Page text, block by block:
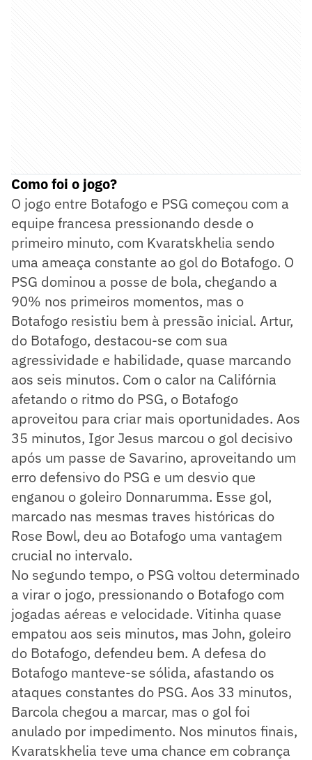
Como foi o jogo?
O jogo entre Botafogo e PSG começou com a
equipe francesa pressionando desde o
primeiro minuto, com Kvaratskhelia sendo
uma ameaça constante ao gol do Botafogo. O
PSG dominou a posse de bola, chegando a
90% nos primeiros momentos, mas o
Botafogo resistiu bem à pressão inicial. Artur,
do Botafogo, destacou-se com sua
agressividade e habilidade, quase marcando
aos seis minutos. Com o calor na Califórnia
afetando o ritmo do PSG, o Botafogo
aproveitou para criar mais oportunidades. Aos
35 minutos, Igor Jesus marcou o gol decisivo
após um passe de Savarino, aproveitando um
erro defensivo do PSG e um desvio que
enganou o goleiro Donnarumma. Esse gol,
marcado nas mesmas traves históricas do
Rose Bowl, deu ao Botafogo uma vantagem
crucial no intervalo.
No segundo tempo, o PSG voltou determinado
a virar o jogo, pressionando o Botafogo com
jogadas aéreas e velocidade. Vitinha quase
empatou aos seis minutos, mas John, goleiro
do Botafogo, defendeu bem. A defesa do
Botafogo manteve-se sólida, afastando os
ataques constantes do PSG. Aos 33 minutos,
Barcola chegou a marcar, mas o gol foi
anulado por impedimento. Nos minutos finais,
Kvaratskhelia teve uma chance em cobrança